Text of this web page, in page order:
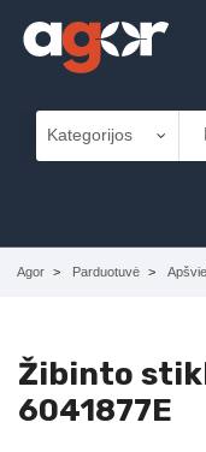
Agor Parduotuvė
Žibinto
6041877E